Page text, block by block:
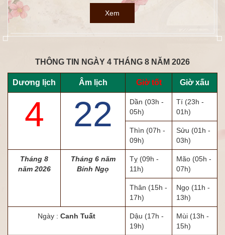
Xem
THÔNG TIN NGÀY 4 THÁNG 8 NĂM 2026
Dương lịch Âm lịch Giờ tốt Giờ xấu
4 22 Dần (03h -
05h)
Tí (23h -
01h)
Thìn (07h -
09h)
Sửu (01h -
03h)
Tháng 8
năm 2026
Tháng 6 năm
Bính Ngọ
Tỵ (09h -
11h)
Mão (05h -
07h)
Thân (15h -
17h)
Ngọ (11h -
13h)
Ngày : Canh Tuất Dậu (17h -
19h)
Mùi (13h -
15h)